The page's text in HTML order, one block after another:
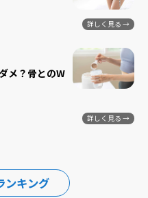
メ？骨とのW
ンキング